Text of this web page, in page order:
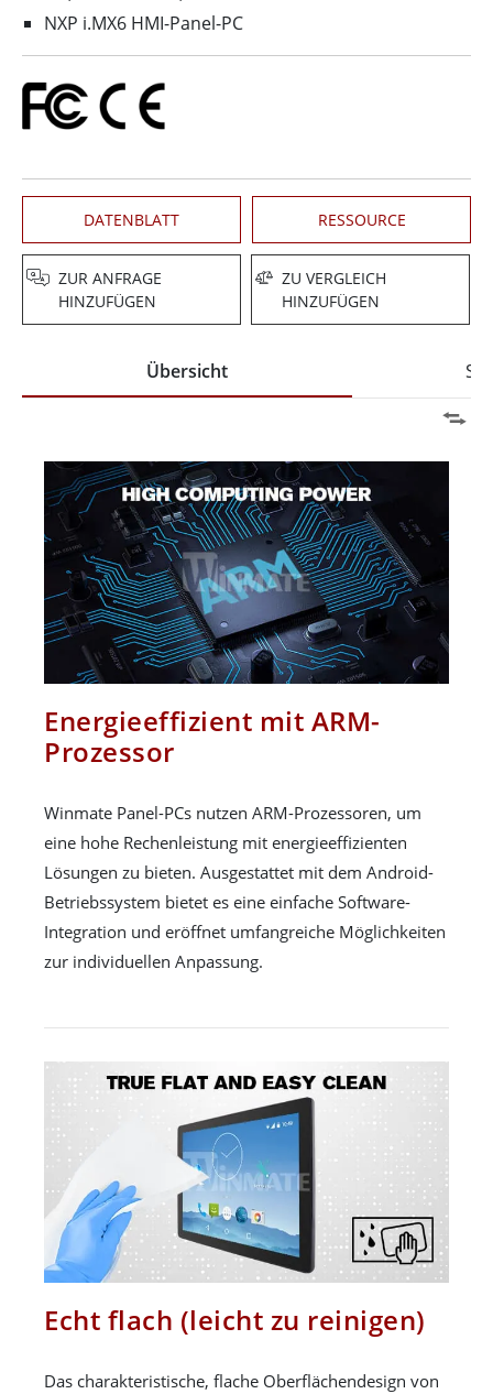
NXP i.MX6 HMI-Panel-PC
DATENBLATT RESSOURCE
ZUR ANFRAGE
HINZUFÜGEN
ZU VERGLEICH
HINZUFÜGEN
Übersicht
Energieeffizient mit ARM-
Prozessor
Winmate Panel-PCs nutzen ARM-Prozessoren, um
eine hohe Rechenleistung mit energieeffizienten
Lösungen zu bieten. Ausgestattet mit dem Android-
Betriebssystem bietet es eine einfache Software-
Integration und eröffnet umfangreiche Möglichkeiten
zur individuellen Anpassung.
Echt flach (leicht zu reinigen)
Das charakteristische, flache Oberflächendesign von